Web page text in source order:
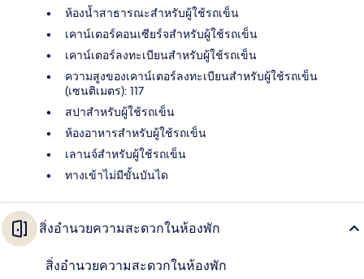
ห้องน้ำสาธารณะสำหรับผู้ใช้รถเข็น
เคาน์เตอร์คอนเซียร์จสำหรับผู้ใช้รถเข็น
เคาน์เตอร์ลงทะเบียนสำหรับผู้ใช้รถเข็น
ความสูงของเคาน์เตอร์ลงทะเบียนสำหรับผู้ใช้รถเข็น
(เซนติเมตร): 117
สปาสำหรับผู้ใช้รถเข็น
ห้องอาหารสำหรับผู้ใช้รถเข็น
เลานจ์สำหรับผู้ใช้รถเข็น
ทางเข้าไม่มีขั้นบันได
สิ่งอำนวยความสะดวกในห้องพัก
สิ่งอำนวยความสะดวกในห้องพัก